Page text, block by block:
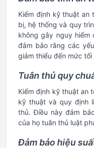
Kiểm định kỹ thuật an
bị, hệ thống và quy
không gây nguy hiểm
đảm bảo rằng các
giảm thiểu đến mức tối
Tuân thủ quy
Kiểm định kỹ thuật an
kỹ thuật và quy định
thủ. Điều này đảm
của họ tuân thủ luật
Đảm bảo hiệu